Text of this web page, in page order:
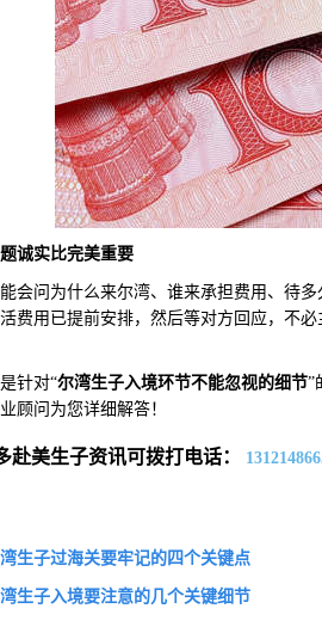
诚实比完美重要
问为什么来尔湾、谁来承担费用、待多
费用已提前安排，然后等对方回应，不
针对“尔湾生子入境环节不能忽视的细节”
顾问为您详细解答！
赴美生子资讯可拨打电话：
生子过海关要牢记的四个关键点
湾生子入境要注意的几个关键细节